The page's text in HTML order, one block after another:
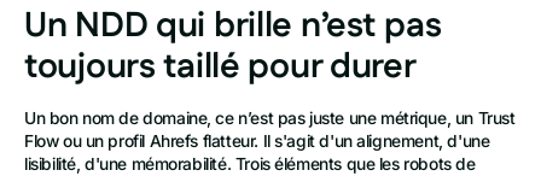
Un NDD qui brille n’est pas
toujours taillé pour durer
Un bon nom de domaine, ce n’est pas juste une métrique, un Trust
Flow ou un profil Ahrefs flatteur. Il s'agit d'un alignement, d'une
lisibilité, d'une mémorabilité. Trois éléments que les robots de